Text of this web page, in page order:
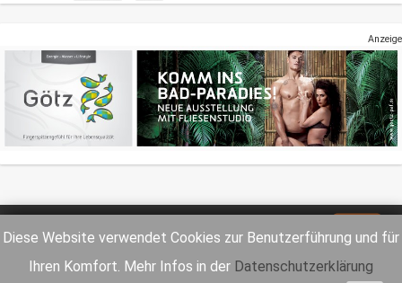
Diese Website verwendet Cookies zur Benutzerführung und für
Ihren Komfort. Mehr Infos in der Datenschutzerklärung
Anzeige